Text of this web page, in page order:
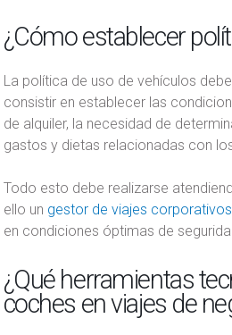
¿Cómo establecer
La política de uso de vehículos
consistir en establecer las
de alquiler, la necesidad de
gastos y dietas relacionadas con
Todo esto debe realizarse
ello un gestor de viajes corporativos
en condiciones óptimas de
¿Qué herramientas
coches en viajes de